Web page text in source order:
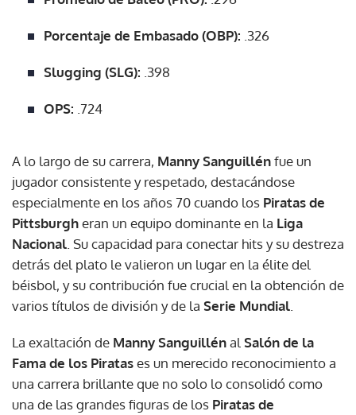
Porcentaje de Embasado (OBP): .326
Slugging (SLG): .398
OPS: .724
A lo largo de su carrera, Manny Sanguillénfue un
jugador consistente y respetado, destacándose
especialmente en los años 70 cuando los Piratas de
Pittsburgheran un equipo dominante en la Liga
Nacional . Su capacidad para conectar hits y su destreza
detrás del plato le valieron un lugar en la élite del
béisbol, y su contribución fue crucial en la obtención de
varios títulos de división y de la Serie Mundial
La exaltación de Manny Sanguillénal Salón de la
Fama de los Piratases un merecido reconocimiento a
una carrera brillante que no solo lo consolidó como
una de las grandes figuras de los Piratas de